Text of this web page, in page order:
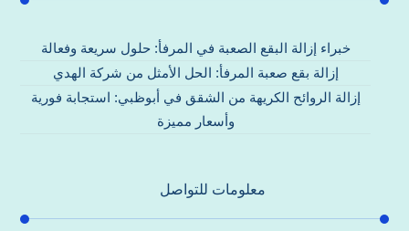
خبراء إزالة البقع الصعبة في المرفأ: حلول سريعة وفعالة
إزالة بقع صعبة المرفأ: الحل الأمثل من شركة الهدي
إزالة الروائح الكريهة من الشقق في أبوظبي: استجابة فورية
وأسعار مميزة
معلومات للتواصل